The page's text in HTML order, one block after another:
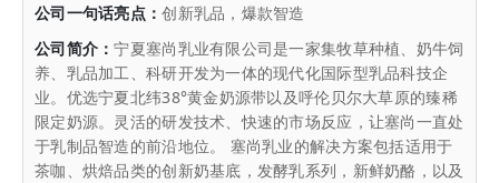
公司一句话亮点：创新乳品，爆款智造
公司简介：宁夏塞尚乳业有限公司是一家集牧草种植、奶牛饲
养、乳品加工、科研开发为一体的现代化国际型乳品科技企
业。优选宁夏北纬38°黄金奶源带以及呼伦贝尔大草原的臻稀
限定奶源。灵活的研发技术、快速的市场反应，让塞尚一直处
于乳制品智造的前沿地位。 塞尚乳业的解决方案包括适用于
茶咖、烘焙品类的创新奶基底，发酵乳系列，新鲜奶酪，以及